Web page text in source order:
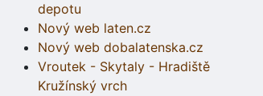
depotu
Nový web laten.cz
Nový web dobalatenska.cz
Vroutek - Skytaly - Hradiště
Kružínský vrch